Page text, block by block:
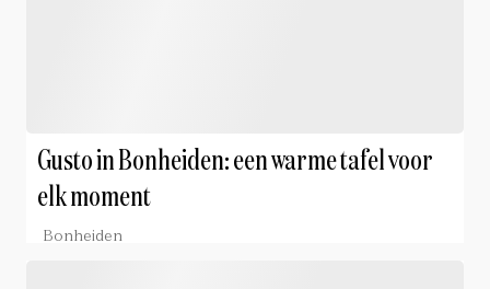
Gusto in Bonheiden: een warme tafel voor
elk moment
Bonheiden